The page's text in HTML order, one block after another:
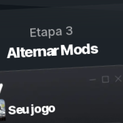
Etapa 3
Alternar Mods
Seu jogo